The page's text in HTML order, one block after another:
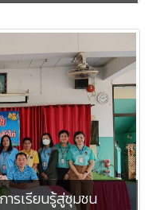
รเรียนรู้สู่ชุมชน